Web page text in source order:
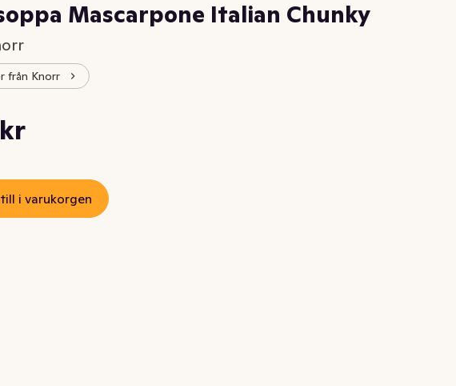
Mascarpone Italian Chunky
från Knorr
är: 34,02 kr
kr /l
i varukorgen